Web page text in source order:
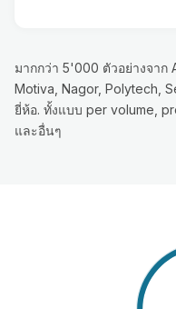
มากกว่า 5'000 ตัวอย่างจาก
Motiva, Nagor, Polytech,
ยี่ห้อ. ทั้งแบบ per volume,
และอื่นๆ